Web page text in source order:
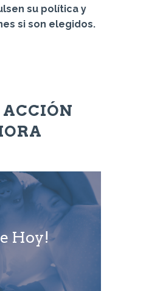
su política y
si son elegidos.
Hoy!